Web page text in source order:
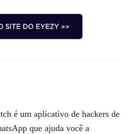
é um aplicativo de hackers de
que ajuda você a